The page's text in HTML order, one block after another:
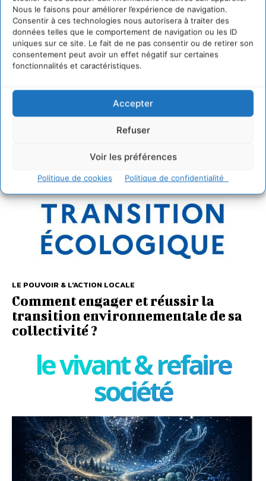
Nous le faisons pour améliorer l’expérience de navigation.
Consentir à ces technologies nous autorisera à traiter des
données telles que le comportement de navigation ou les ID
uniques sur ce site. Le fait de ne pas consentir ou de retirer son
consentement peut avoir un effet négatif sur certaines
fonctionnalités et caractéristiques.
Accepter
Refuser
Voir les préférences
Politique de cookies Politique de confidentialité
LE POUVOIR & L'ACTION LOCALE
L’approche « modes de vie » pour
une action publique locale à partir
de nos usages
LE POUVOIR & L'ACTION LOCALE
Comment engager et réussir la
transition environnementale de sa
collectivité ?
le vivant & refaire
société